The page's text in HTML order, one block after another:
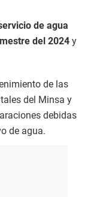
de agua
del 2024 y
de las
del Minsa y
debidas
de agua.